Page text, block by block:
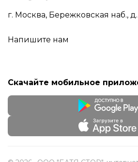
г. Москва, Бережковская наб.,
Напишите нам
Скачайте мобильное